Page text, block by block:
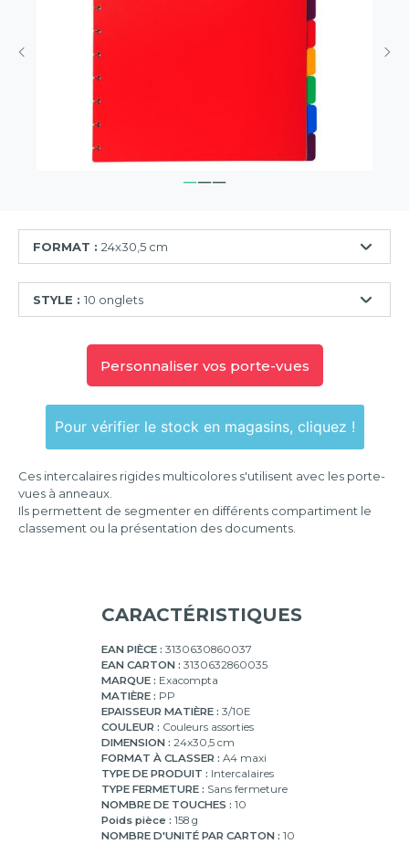
FORMAT : 24x30,5 cm
cm
STYLE : 10 onglets
onglets
Personnaliser vos porte-vues
Pour vérifier le stock en magasins, cliquez !
Ces intercalaires rigides multicolores s'utilisent avec les porte-
vues à anneaux.
Ils permettent de segmenter en différents compartiment le
classement ou la présentation des documents.
CARACTÉRISTIQUES
EAN PIÈCE : 3130630860037
EAN CARTON : 3130632860035
MARQUE : Exacompta
MATIÈRE : PP
EPAISSEUR MATIÈRE : 3/10E
COULEUR : Couleurs assorties
DIMENSION : 24x30,5 cm
FORMAT À CLASSER : A4 maxi
TYPE DE PRODUIT : Intercalaires
TYPE FERMETURE : Sans fermeture
NOMBRE DE TOUCHES : 10
Poids pièce : 158 g
NOMBRE D'UNITÉ PAR CARTON : 10